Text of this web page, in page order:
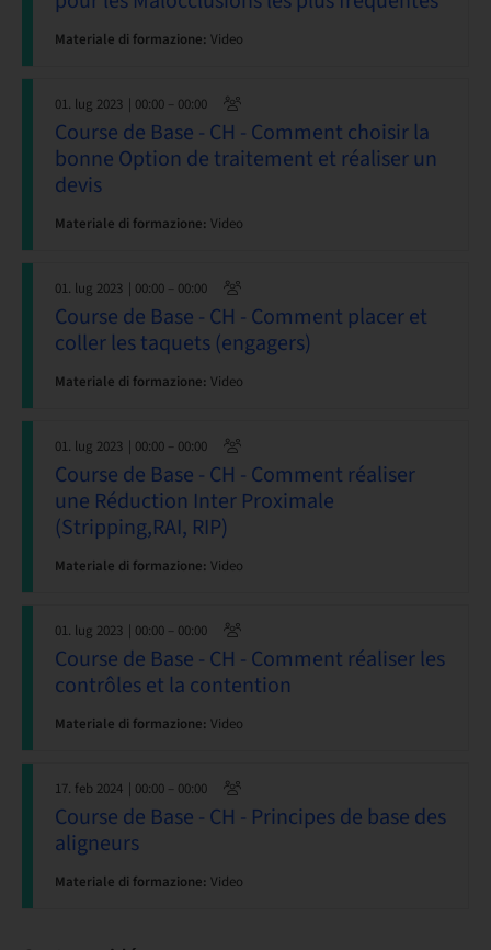
Materiale di formazione: Video
01. lug 2023 | 00:00 – 00:00
Course de Base - CH - Comment choisir la
bonne Option de traitement et réaliser un
devis
Materiale di formazione: Video
01. lug 2023 | 00:00 – 00:00
Course de Base - CH - Comment placer et
coller les taquets (engagers)
Materiale di formazione: Video
01. lug 2023 | 00:00 – 00:00
Course de Base - CH - Comment réaliser
une Réduction Inter Proximale
(Stripping,RAI, RIP)
Materiale di formazione: Video
01. lug 2023 | 00:00 – 00:00
Course de Base - CH - Comment réaliser les
contrôles et la contention
Materiale di formazione: Video
17. feb 2024 | 00:00 – 00:00
Course de Base - CH - Principes de base des
aligneurs
Materiale di formazione: Video